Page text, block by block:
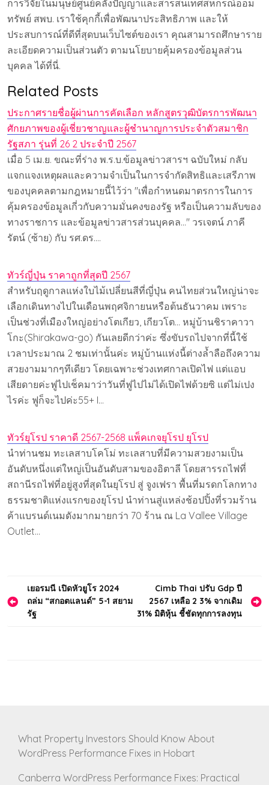
การวิจัยในมนุษย์ศูนย์คลังปัญญาและสารสนเทศสหกรณ์ออม
ทรัพย์ สพบ. เราใช้คุกกี้เพื่อพัฒนาประสิทธิภาพ และให้
ประสบการณ์ที่ดีที่สุดบนเว็บไซต์ของเรา คุณสามารถศึกษาราย
ละเอียดความเป็นส่วนตัว ตามนโยบายคุ้มครองข้อมูลส่วน
บุคคล ได้ที่นี่.
Related Posts
ประกาศรายชื่อผู้ผ่านการคัดเลือก หลักสูตรวุฒิบัตรการพัฒนา
ศักยภาพของผู้เชี่ยวชาญและผู้ชำนาญการประจำตัวสมาชิก
รัฐสภา รุ่นที่ 26 2 ประจำปี 2567
เมื่อ 5 เม.ย. ขณะที่ร่าง พ.ร.บ.ข้อมูลข่าวสารฯ ฉบับใหม่ กลับ
แจกแจงเหตุผลและความจำเป็นในการจำกัดสิทธิและเสรีภาพ
ของบุคคลตามกฎหมายนี้ไว้ว่า "เพื่อกำหนดมาตรการในการ
คุ้มครองข้อมูลเกี่วกับความมั่นคงของรัฐ หรือเป็นความลับของ
ทางราชการ และข้อมูลข่าวสารส่วนบุคคล..." วรเจตน์ ภาคี
รัตน์ (ซ้าย) กับ รศ.ดร.…
ทัวร์ญี่ปุ่น ราคาถูกที่สุดปี 2567
สำหรับฤดูกาลแห่งใบไม้เปลี่ยนสีที่ญี่ปุ่น คนไทยส่วนใหญ่น่าจะ
เลือกเดินทางไปในเดือนพฤศจิกายนหรือต้นธันวาคม เพราะ
เป็นช่วงที่เมืองใหญ่อย่างโตเกียว, เกียวโต... หมู่บ้านชิราคาวา
โกะ(Shirakawa-go) กันเลยดีกว่าค่ะ ซึ่งขับรถไปจากที่นี้ใช้
เวลาประมาณ 2 ชมเท่านั้นค่ะ หมู่บ้านแห่งนี้ต่างล้ำลือถึงความ
สวยงามมากๆทีเดียว โดยเฉพาะช่วงเทศกาลเปิดไฟ แต่แอบ
เสียดายค่ะฟูไปเช็คมาว่าวันที่ฟูไปไม่ได้เปิดไฟด้วยซิ แต่ไม่เปง
ไรค่ะ ฟูก็จะไปค่ะ55+ I…
ทัวร์ยุโรป ราคาดี 2567-2568 แพ็คเกจยุโรป ยุโรป
นำท่านชม ทะเลสาบโคโม่ ทะเลสาบที่มีความสวยงามเป็น
อันดับหนึ่งแต่ใหญ่เป็นอันดับสามของอิตาลี โดยสารรถไฟที่
สถานีรถไฟที่อยู่สูงที่สุดในยุโรป สู่ จูงเฟรา พื้นที่มรดกโลกทาง
ธรรมชาติแห่งแรกของยุโรป นำท่านสู่แหล่งช้อปปิ้งที่รวมร้าน
ค้าแบรนด์เนมดังมากมายกว่า 70 ร้าน ณ La Vallee Village
Outlet…
Post
navigation
เยอรมนี เปิดหัวยูโร 2024
ถล่ม “สกอตแลนด์” 5-1 สยาม
รัฐ
Cimb Thai ปรับ Gdp ปี
2567 เหลือ 2 3% จากเดิม
31% มิติหุ้น ชี้ชัดทุกการลงทุน
What Property Investors Should Know About
WordPress Performance Fixes in Hobart
Canberra WordPress Performance Fixes: Practical